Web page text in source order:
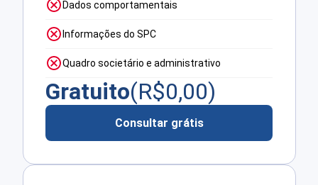
Dados comportamentais
Informações do SPC
Quadro societário e administrativo
Gratuito(R$0,00)
Consultar grátis